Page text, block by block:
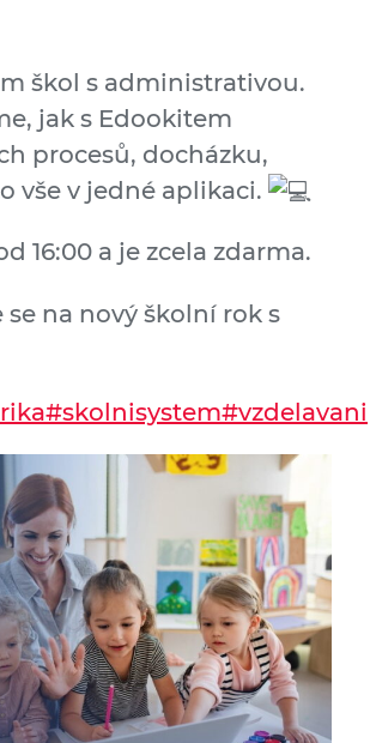
škol s administrativou.
jak s Edookitem
procesů, docházku,
vše v jedné aplikaci.
16:00 a je zcela zdarma.
na nový školní rok s
#skolnisystem#vzdelavani